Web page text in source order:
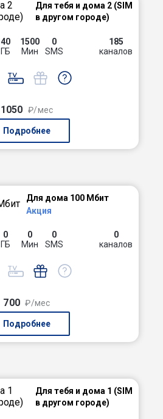
Для тебя и дома 2 (SIM
в другом городе)
40
ГБ
1500
Мин
0
SMS
185
каналов
1050 ₽/мес
Подробнее
Для дома 100 Мбит
Акция
0
ГБ
0
Мин
0
SMS
0
каналов
700 ₽/мес
Подробнее
Для тебя и дома 1 (SIM
в другом городе)